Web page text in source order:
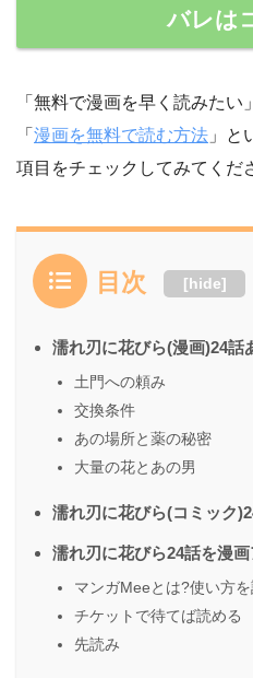
バレは
「無料で漫画を早く読みたい
「 漫画を無料で読む方法 」と
項目をチェックしてみてくだ
目次 [hide]
濡れ刃に花びら(漫画)24話
土門への頼み
交換条件
あの場所と薬の秘密
大量の花とあの男
濡れ刃に花びら(コミック
濡れ刃に花びら24話を漫
マンガMeeとは?使い方
チケットで待てば読める
先読み